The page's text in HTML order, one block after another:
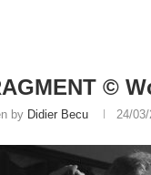
©
by Didier Becu 24/